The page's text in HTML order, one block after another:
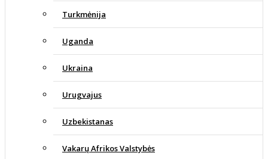
Turkmėnija
Uganda
Ukraina
Urugvajus
Uzbekistanas
Vakarų Afrikos Valstybės